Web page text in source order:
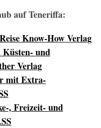
auf Teneriffa:
Know-How Verlag
Küsten- und
Verlag
mit Extra-
, Freizeit- und